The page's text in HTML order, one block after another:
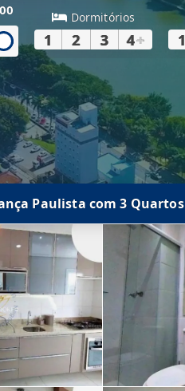
Dormitórios
1 2 3 4+ 1
Paulista com 3 Quartos